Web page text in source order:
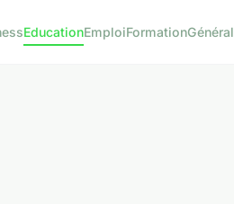
EducationEmploiFormationGénéral